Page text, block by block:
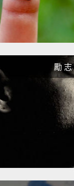
was done about
they did is
time every
bed
so that
up."
And then
And when
a small piece
的重大研究。他
個明顯的提示。
床邊，好讓你起床
勵 志